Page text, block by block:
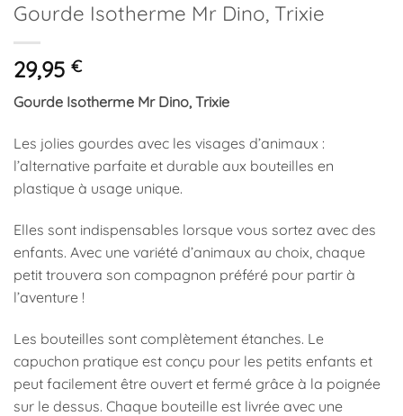
Gourde Isotherme Mr Dino, Trixie
29,95 €
Gourde Isotherme Mr Dino, Trixie
Les jolies gourdes avec les visages d’animaux :
l’alternative parfaite et durable aux bouteilles en
plastique à usage unique.
Elles sont indispensables lorsque vous sortez avec des
enfants. Avec une variété d’animaux au choix, chaque
petit trouvera son compagnon préféré pour partir à
l’aventure !
Les bouteilles sont complètement étanches. Le
capuchon pratique est conçu pour les petits enfants et
peut facilement être ouvert et fermé grâce à la poignée
sur le dessus. Chaque bouteille est livrée avec une